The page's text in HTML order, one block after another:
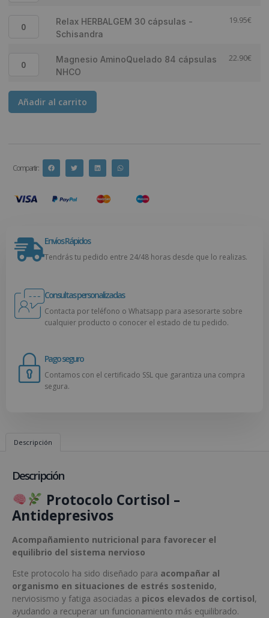
Relax HERBALGEM 30 cápsulas -
Schisandra
19.95€
Magnesio AminoQuelado 84 cápsulas
NHCO
22.90€
Añadir al carrito
Compartir :
Envíos Rápidos
Tendrás tu pedido entre 24/48 horas desde que lo realizas.
Consultas personalizadas
Contacta por teléfono o Whatsapp para asesorarte sobre
cualquier producto o conocer el estado de tu pedido.
Pago seguro
Contamos con el certificado SSL que garantiza una compra
segura.
Descripción
Descripción
Protocolo Cortisol –
Antidepresivos
Acompañamiento nutricional para favorecer el
equilibrio del sistema nervioso
Este protocolo ha sido diseñado para acompañar al
organismo en situaciones de estrés sostenido,
nerviosismo y fatiga asociadas a picos elevados de cortisol,
ayudando a recuperar un funcionamiento más equilibrado.